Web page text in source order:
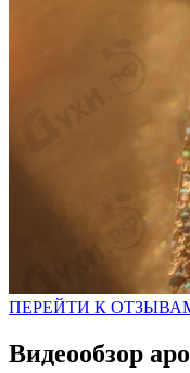
ПЕРЕЙТИ К
Видеообзор